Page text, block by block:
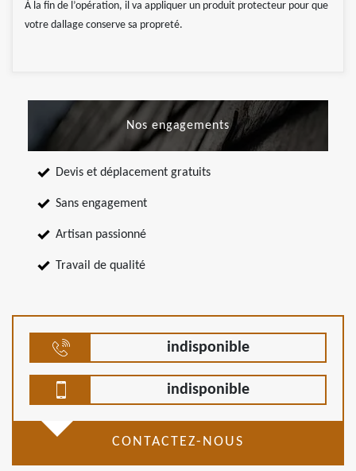
À la fin de l’opération, il va appliquer un produit protecteur pour que
votre dallage conserve sa propreté.
Nos engagements
Devis et déplacement gratuits
Sans engagement
Artisan passionné
Travail de qualité
indisponible
indisponible
CONTACTEZ-NOUS